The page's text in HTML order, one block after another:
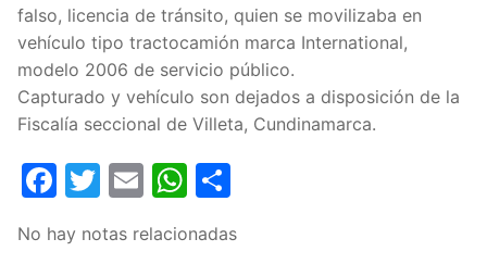
falso, licencia de tránsito, quien se movilizaba en
vehículo tipo tractocamión marca International,
modelo 2006 de servicio público.
Capturado y vehículo son dejados a disposición de la
Fiscalía seccional de Villeta, Cundinamarca.
Facebook
Twitter
EmailWhatsApp
No hay notas relacionadas